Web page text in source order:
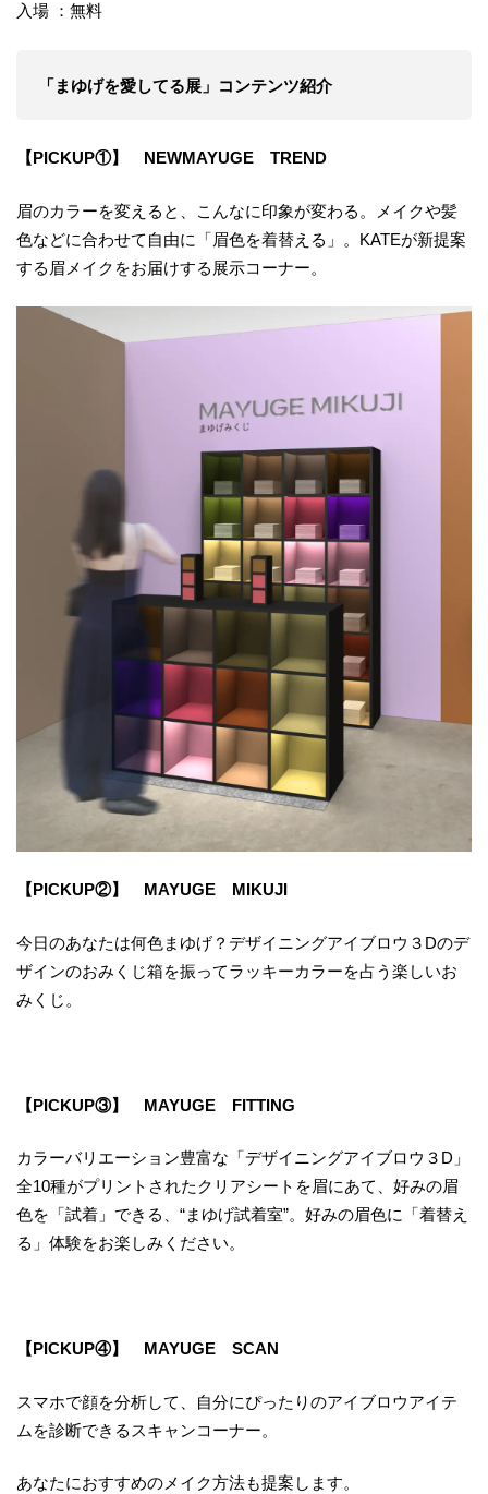
入場 ：無料
「まゆげを愛してる展」コンテンツ紹介
【PICKUP①】 NEWMAYUGE TREND
眉のカラーを変えると、こんなに印象が変わる。メイクや髪
色などに合わせて自由に「眉色を着替える」。KATEが新提案
する眉メイクをお届けする展示コーナー。
【PICKUP②】 MAYUGE MIKUJI
今日のあなたは何色まゆげ？デザイニングアイブロウ３Dのデ
ザインのおみくじ箱を振ってラッキーカラーを占う楽しいお
みくじ。
【PICKUP③】 MAYUGE FITTING
カラーバリエーション豊富な「デザイニングアイブロウ３D」
全10種がプリントされたクリアシートを眉にあて、好みの眉
色を「試着」できる、“まゆげ試着室”。好みの眉色に「着替え
る」体験をお楽しみください。
【PICKUP④】 MAYUGE SCAN
スマホで顔を分析して、自分にぴったりのアイブロウアイテ
ムを診断できるスキャンコーナー。
あなたにおすすめのメイク方法も提案します。